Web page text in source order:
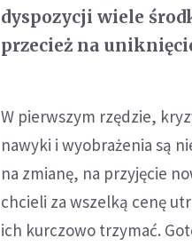
dyspozycji wiele
przecież na
W pierwszym rzędzie,
nawyki i wyobrażenia są
na zmianę, na przyjęcie
chcieli za wszelką cenę
ich kurczowo trzymać.